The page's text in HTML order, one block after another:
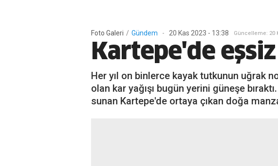
Foto Galeri / Gündem - 20 Kas 2023 - 13:38 Güncelleme: 20
Kartepe'de eşsiz
Her yıl on binlerce kayak tutkunun uğrak
olan kar yağışı bugün yerini güneşe
sunan Kartepe'de ortaya çıkan doğa